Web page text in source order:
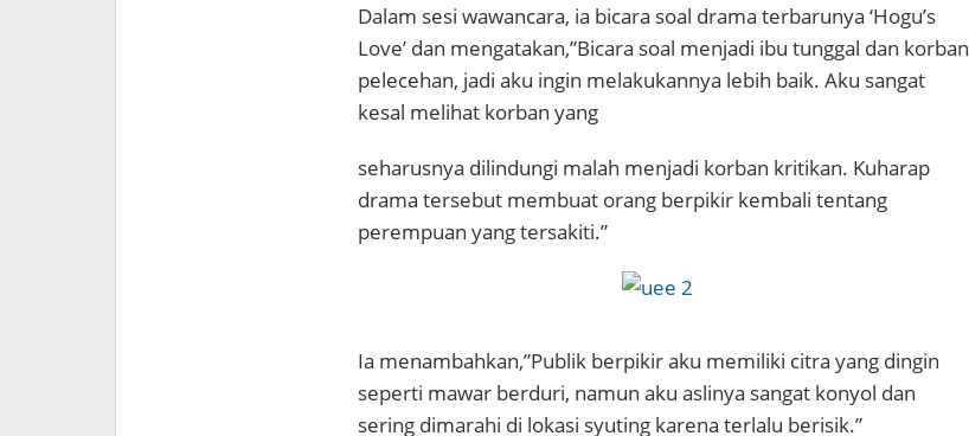
Dalam sesi wawancara, ia bicara soal drama terbarunya ‘Hogu’s
Love’ dan mengatakan,”Bicara soal menjadi ibu tunggal dan korban
pelecehan, jadi aku ingin melakukannya lebih baik. Aku sangat
kesal melihat korban yang
seharusnya dilindungi malah menjadi korban kritikan. Kuharap
drama tersebut membuat orang berpikir kembali tentang
perempuan yang tersakiti.”
Ia menambahkan,”Publik berpikir aku memiliki citra yang dingin
seperti mawar berduri, namun aku aslinya sangat konyol dan
sering dimarahi di lokasi syuting karena terlalu berisik.”